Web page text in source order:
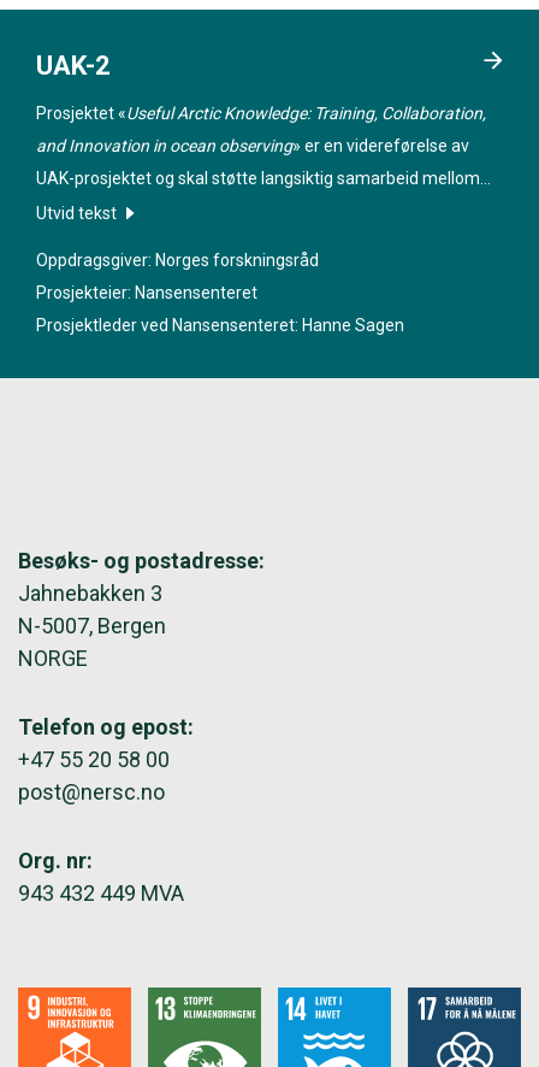
UAK-2
Prosjektet «Useful Arctic Knowledge: Training, Collaboration,
and Innovation in ocean observing» er en videreførelse av
UAK-prosjektet og skal støtte langsiktig samarbeid mellom
undervisnings- og forskningsinstitusjoner i Norge, USA og
Utvid tekst
Oppdragsgiver: Norges forskningsråd
Prosjekteier: Nansensenteret
Prosjektleder ved Nansensenteret: Hanne Sagen
Besøks- og postadresse:
Jahnebakken 3
N-5007, Bergen
NORGE
Telefon og epost:
+47 55 20 58 00
post@nersc.no
Org. nr:
943 432 449 MVA